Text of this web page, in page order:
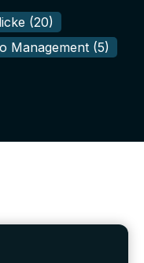
(20)
Management (5)